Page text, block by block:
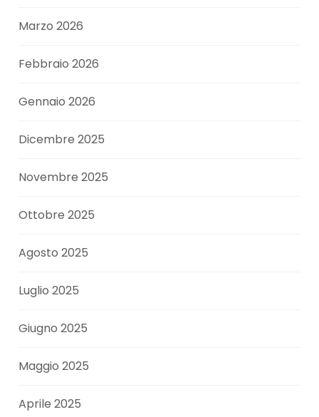
Marzo 2026
Febbraio 2026
Gennaio 2026
Dicembre 2025
Novembre 2025
Ottobre 2025
Agosto 2025
Luglio 2025
Giugno 2025
Maggio 2025
Aprile 2025